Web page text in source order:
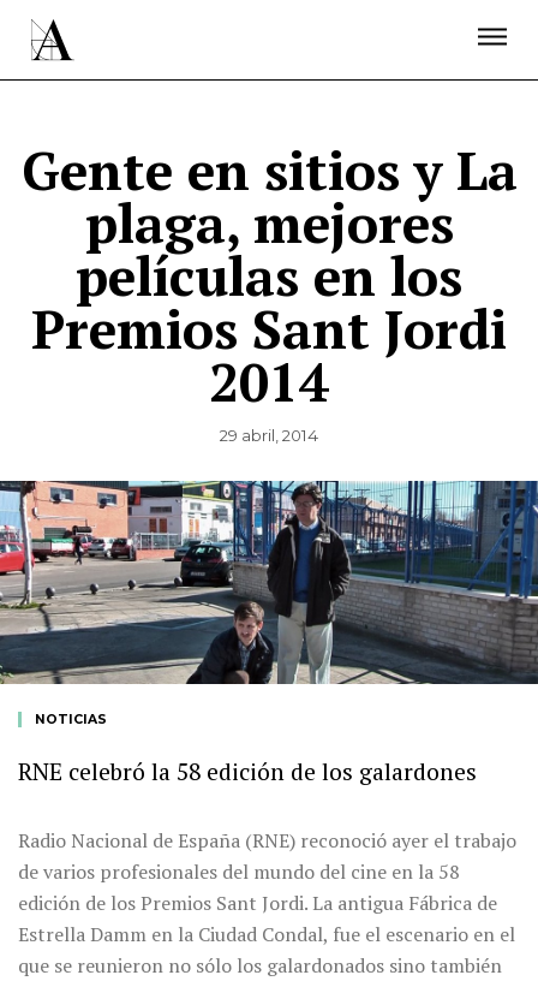
Gente en sitios y La
plaga, mejores
películas en los
Premios Sant Jordi
2014
29 abril, 2014
NOTICIAS
RNE celebró la 58 edición de los galardones
Radio Nacional de España (RNE) reconoció ayer el trabajo
de varios profesionales del mundo del cine en la 58
edición de los Premios Sant Jordi. La antigua Fábrica de
Estrella Damm en la Ciudad Condal, fue el escenario en el
que se reunieron no sólo los galardonados sino también
ÚNETE A LA ACADEMIA DE CINE
PRENSA
NEWSLETTER